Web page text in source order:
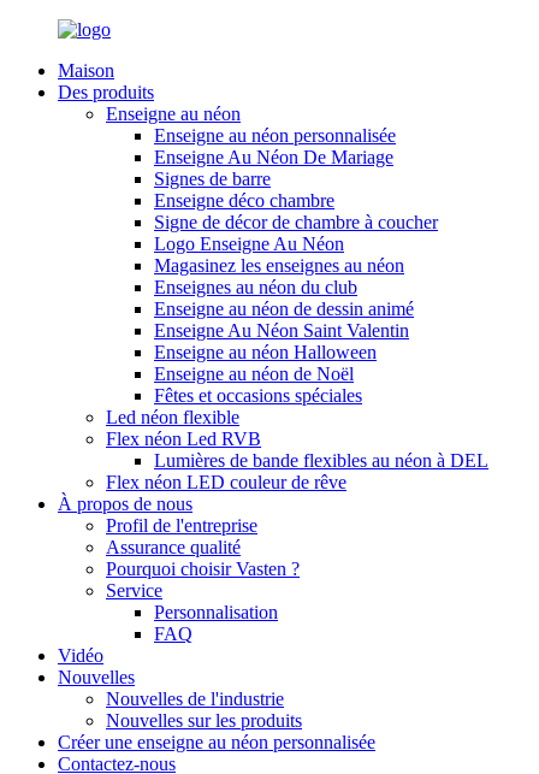
Maison
Des produits
Enseigne au néon
Enseigne au néon personnalisée
Enseigne Au Néon De Mariage
Signes de barre
Enseigne déco chambre
Signe de décor de chambre à coucher
Logo Enseigne Au Néon
Magasinez les enseignes au néon
Enseignes au néon du club
Enseigne au néon de dessin animé
Enseigne Au Néon Saint Valentin
Enseigne au néon Halloween
Enseigne au néon de Noël
Fêtes et occasions spéciales
Led néon flexible
Flex néon Led RVB
Lumières de bande flexibles au néon à DEL
Flex néon LED couleur de rêve
À propos de nous
Profil de l'entreprise
Assurance qualité
Pourquoi choisir Vasten ?
Service
Personnalisation
FAQ
Vidéo
Nouvelles
Nouvelles de l'industrie
Nouvelles sur les produits
Créer une enseigne au néon personnalisée
Contactez-nous